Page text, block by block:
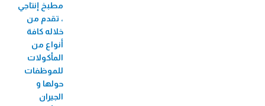
270,930 مستفيد/ة من التأمين
مطبخ إنتاجي
، تقدم من
خلاله كافة
أنواع من
المأكولات
للموظفات
حولها و
الجيران